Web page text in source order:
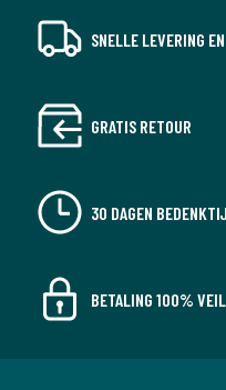
SNELLE LEVERING
GRATIS RETOUR
30 DAGEN
BETALING 100%